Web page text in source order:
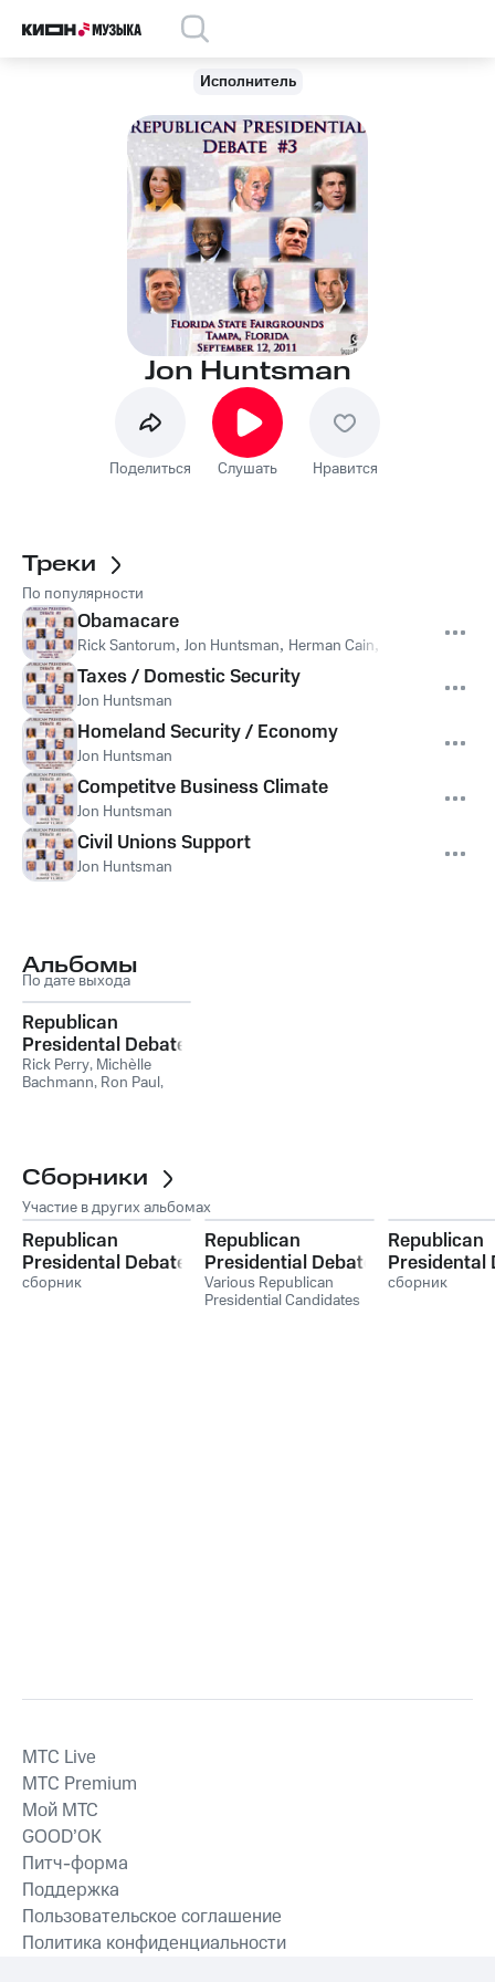
Исполнитель
Jon Huntsman
Поделиться Слушать Нравится
Треки
По популярности
Obamacare
Rick Santorum, Jon Huntsman, Herman Cain,
Taxes / Domestic Security
Jon Huntsman
Homeland Security / Economy
Jon Huntsman
Competitve Business Climate
Jon Huntsman
Civil Unions Support
Jon Huntsman
Альбомы
По дате выхода
Republican
Presidental Debate
#3: Florida State
Fairgrounds,
Rick Perry, Michèlle
Bachmann, Ron Paul,
Сборники
Участие в других альбомах
Republican
Presidental Debate
#8: Wofford
сборник
Republican
Presidential Debate
#13 - St. Anselm
College,
Various Republican
Presidential Candidates
Republican
Presidental
#11 - Drake
сборник
MTС Live
MTС Premium
Мой МТС
GOOD’OK
Питч-форма
Поддержка
Пользовательское соглашение
Политика конфиденциальности